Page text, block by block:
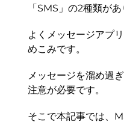
「SMS」の2種類があ
よくメッセージアプ
めこみです。
メッセージを溜め過
注意が必要です。
そこで本記事では、